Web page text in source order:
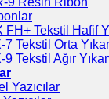
FH+ Tekstil Hafif
7 Tekstil Orta
9 Tekstil Ağır
Yazıcılar